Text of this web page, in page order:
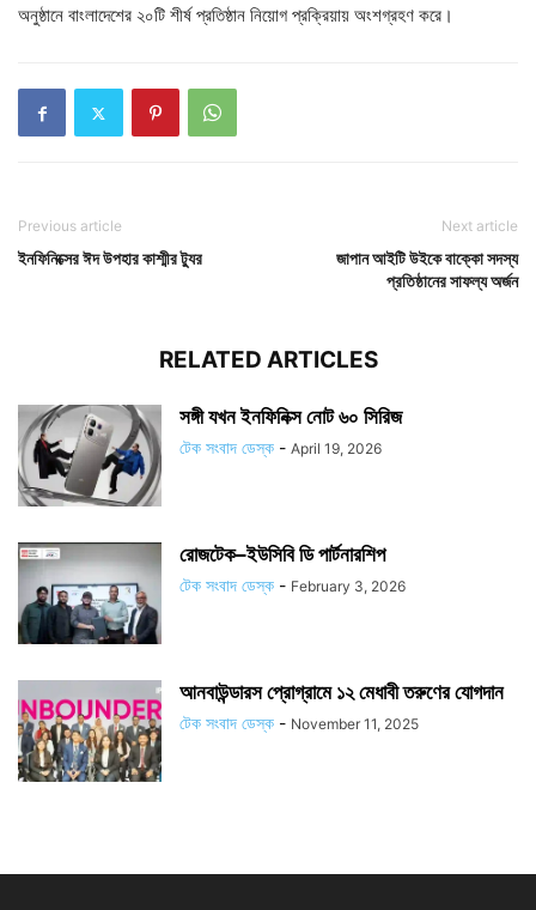
অনুষ্ঠানে বাংলাদেশের ২০টি শীর্ষ প্রতিষ্ঠান নিয়োগ প্রক্রিয়ায় অংশগ্রহণ করে।
Previous article
ইনফিনিক্সের ঈদ উপহার কাশ্মীর ট্যুর
Next article
জাপান আইটি উইকে বাক্কো সদস্য
প্রতিষ্ঠানের সাফল্য অর্জন
RELATED ARTICLES
সঙ্গী যখন ইনফিনিক্স নোট ৬০ সিরিজ
টেক সংবাদ ডেস্ক - April 19, 2026
রোজটেক–ইউসিবি ডি পার্টনারশিপ
টেক সংবাদ ডেস্ক - February 3, 2026
আনবাউন্ডারস প্রোগ্রামে ১২ মেধাবী তরুণের যোগদান
টেক সংবাদ ডেস্ক - November 11, 2025